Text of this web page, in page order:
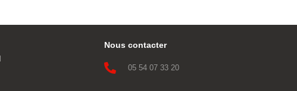
Nous contacter
 05 54 07 33 20